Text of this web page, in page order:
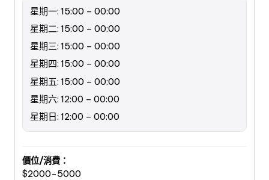
星期一: 15:00 – 00:00
星期二: 15:00 – 00:00
星期三: 15:00 – 00:00
星期四: 15:00 – 00:00
星期五: 15:00 – 00:00
星期六: 12:00 – 00:00
星期日: 12:00 – 00:00
價位/消費：
$2000-5000